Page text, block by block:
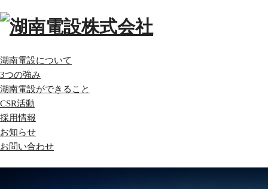
湖南電設について
3つの強み
湖南電設ができること
CSR活動
採用情報
お知らせ
お問い合わせ